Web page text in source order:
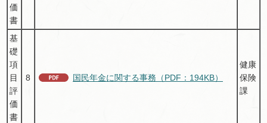
価
書
基
礎
項
目
評
価
書
8 国民年金に関する事務（PDF：194KB）
健康
保険
課